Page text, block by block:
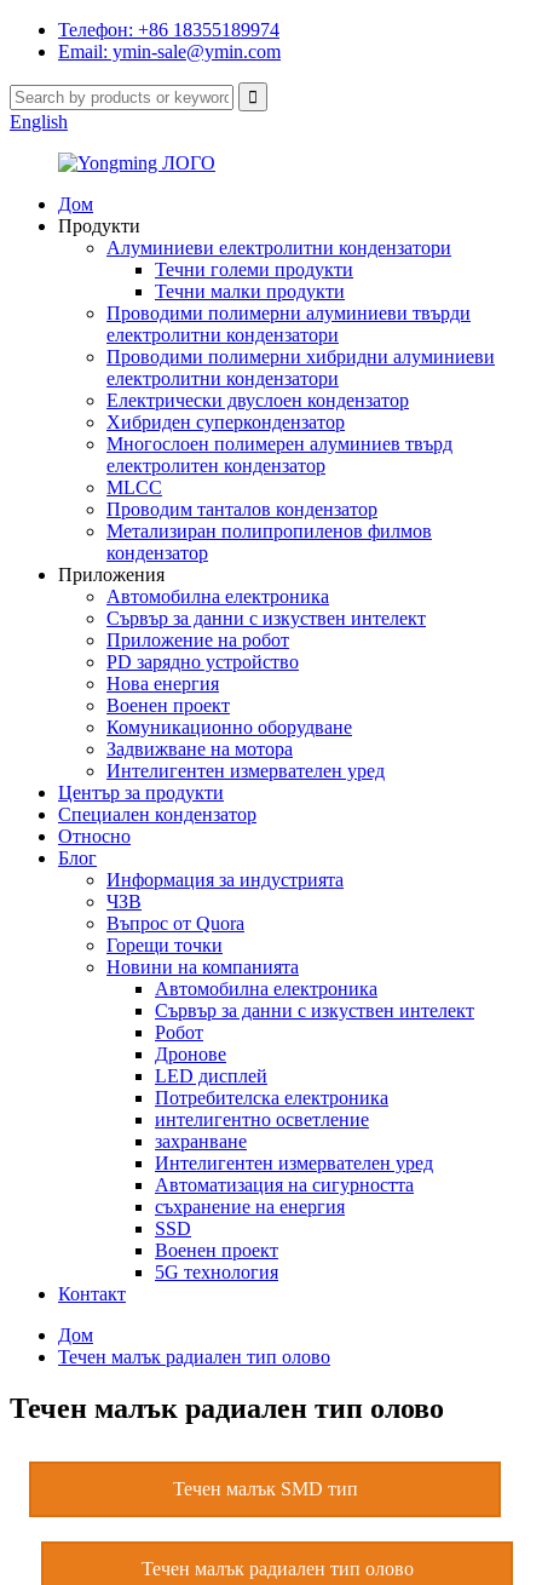
Телефон: +86 18355189974
Email: ymin-sale@ymin.com
English
Дом
Продукти
Алуминиеви електролитни кондензатори
Течни големи продукти
Течни малки продукти
Проводими полимерни алуминиеви твърди
електролитни кондензатори
Проводими полимерни хибридни алуминиеви
електролитни кондензатори
Електрически двуслоен кондензатор
Хибриден суперкондензатор
Многослоен полимерен алуминиев твърд
електролитен кондензатор
MLCC
Проводим танталов кондензатор
Метализиран полипропиленов филмов
кондензатор
Приложения
Автомобилна електроника
Сървър за данни с изкуствен интелект
Приложение на робот
PD зарядно устройство
Нова енергия
Военен проект
Комуникационно оборудване
Задвижване на мотора
Интелигентен измервателен уред
Център за продукти
Специален кондензатор
Относно
Блог
Информация за индустрията
ЧЗВ
Въпрос от Quora
Горещи точки
Новини на компанията
Автомобилна електроника
Сървър за данни с изкуствен интелект
Робот
Дронове
LED дисплей
Потребителска електроника
интелигентно осветление
захранване
Интелигентен измервателен уред
Автоматизация на сигурността
съхранение на енергия
SSD
Военен проект
5G технология
Контакт
Дом
Течен малък радиален тип олово
Течен малък радиален тип олово
Течен малък SMD тип
Течен малък радиален тип олово